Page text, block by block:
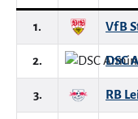
1. VfB
2. DSC
3. RB